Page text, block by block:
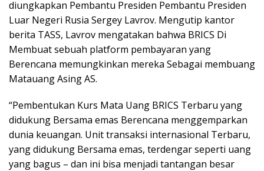
diungkapkan Pembantu Presiden Pembantu Presiden
Luar Negeri Rusia Sergey Lavrov. Mengutip kantor
berita TASS, Lavrov mengatakan bahwa BRICS Di
Membuat sebuah platform pembayaran yang
Berencana memungkinkan mereka Sebagai membuang
Matauang Asing AS.
“Pembentukan Kurs Mata Uang BRICS Terbaru yang
didukung Bersama emas Berencana menggemparkan
dunia keuangan. Unit transaksi internasional Terbaru,
yang didukung Bersama emas, terdengar seperti uang
yang bagus – dan ini bisa menjadi tantangan besar